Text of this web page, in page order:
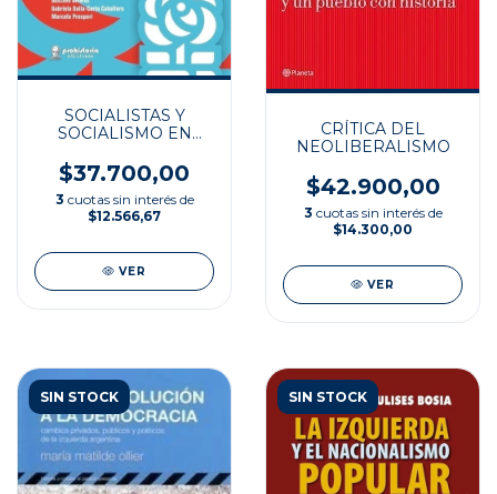
SOCIALISTAS Y
SOCIALISMO EN
$37.700,00
3 cuotas sin interés de
$12.566,67
VER
CRÍTICA DEL
NEOLIBERALISMO
$42.900,00
3 cuotas sin interés de
$14.300,00
VER
SIN STOCK SIN STOCK